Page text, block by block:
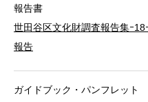
報告書
世田谷区文化財調査報告集ｰ
報告
ガイドブック・パンフレット